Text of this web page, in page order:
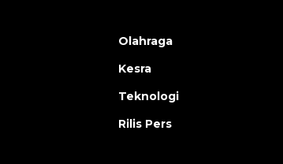
Olahraga
Kesra
Teknologi
Rilis Pers